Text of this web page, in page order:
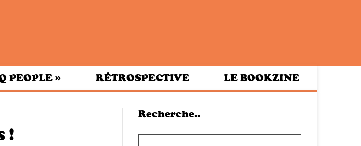
PEOPLE » RÉTROSPECTIVE LE BOOKZINE
!
Recherche..